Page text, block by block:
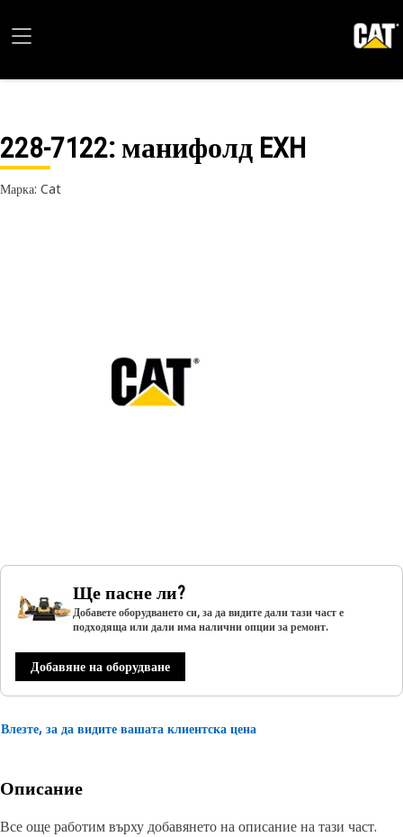
228-7122: манифолд EXH
Марка: Cat
Ще пасне ли?
Добавете оборудването си, за да видите дали тази част е
подходяща или дали има налични опции за ремонт.
Добавяне на оборудване
Влезте, за да видите вашата клиентска цена
Описание
Все още работим върху добавянето на описание на тази част.